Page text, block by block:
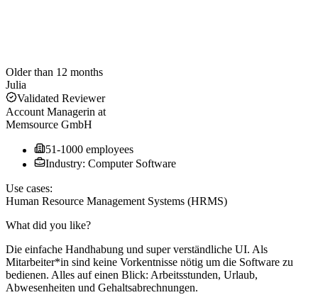
Older than 12 months
Julia
Validated Reviewer
Account Managerin at
Memsource GmbH
51-1000 employees
Industry: Computer Software
Use cases:
Human Resource Management Systems (HRMS)
What did you like?
Die einfache Handhabung und super verständliche UI. Als
Mitarbeiter*in sind keine Vorkentnisse nötig um die Software zu
bedienen. Alles auf einen Blick: Arbeitsstunden, Urlaub,
Abwesenheiten und Gehaltsabrechnungen.